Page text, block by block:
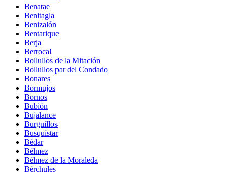
Benatae
Benitagla
Benizalón
Bentarique
Berja
Berrocal
Bollullos de la Mitación
Bollullos par del Condado
Bonares
Bormujos
Bornos
Bubión
Bujalance
Burguillos
Busquístar
Bédar
Bélmez
Bélmez de la Moraleda
Bérchules